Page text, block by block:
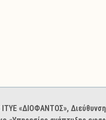
«ΔΙΟΦΑΝΤΟΣ»,